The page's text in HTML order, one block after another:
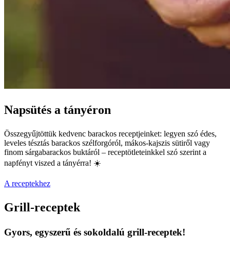
Napsütés a tányéron
Összegyűjtöttük kedvenc barackos receptjeinket: legyen szó édes,
leveles tésztás barackos szélforgóról, mákos-kajszis sütiről vagy
finom sárgabarackos buktáról – receptötleteinkkel szó szerint a
napfényt viszed a tányérra! ☀️
A receptekhez
Grill-receptek
Gyors, egyszerű és sokoldalú grill-receptek!